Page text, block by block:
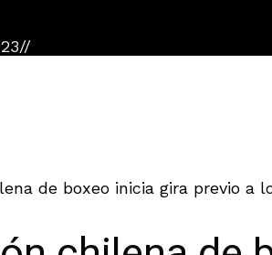
//
de boxeo inicia gira previo a